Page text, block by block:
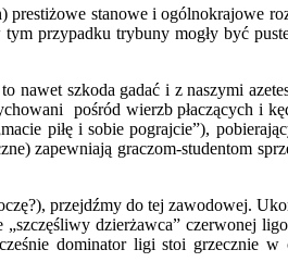
stanowe i ogólnokrajowe
przypadku trybuny mogły być
szkoda gadać i z naszymi
pośród wierzb płaczących i
piłę i sobie pograjcie”),
zapewniają graczom-studentom
przejdźmy do tej zawodowej.
dzierżawca” czerwonej
dominator ligi stoi grzecznie